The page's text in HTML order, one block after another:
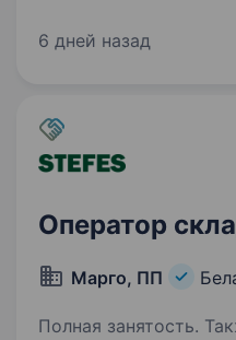
підприємств
6 дней назад
Оператор
Марго, ПП
Полная занятость.